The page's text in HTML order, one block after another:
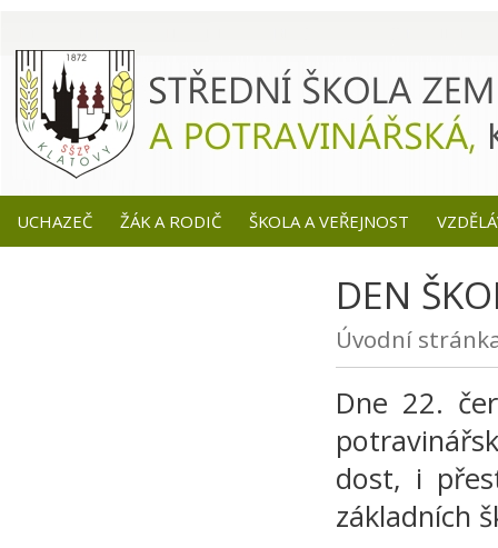
UCHAZEČ ŽÁK A RODIČ ŠKOLA A VEŘEJNOST
DEN
Úvodní
Dne 22.
dost, i
základních